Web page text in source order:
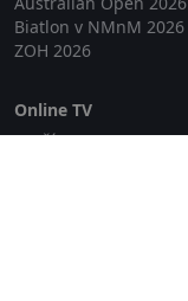
Biatlon v NMnM 2026
ZOH 2026
Online TV
Lepší.TV